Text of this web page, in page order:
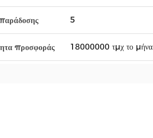
5
προσφοράς 18000000 τμχ το μήνα